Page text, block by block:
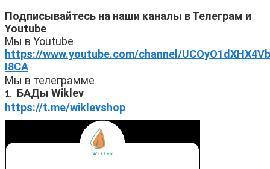
Подписывайтесь на наши каналы в Телеграм и
Youtube
Мы в Youtube
https://www.youtube.com/channel/
I8CA
Мы в телеграмме
1. БАДы Wiklev
https://t.me/wiklevshop